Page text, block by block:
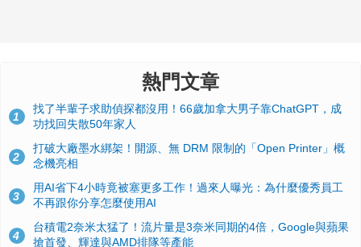
熱門文章
1
找了半輩子求助偵探都沒用！66歲加拿大男子靠ChatGPT，成
功找回失散50年家人
2
打破大廠墨水綁架！開源、無 DRM 限制的「Open Printer」概
念機亮相
3
用AI省下4小時竟被塞更多工作！過來人曝光：為什麼優秀員工
不再跟你分享怎麼使用AI
4
台積電2奈米太猛了！流片量是3奈米同期的4倍，Google與蘋果
搶首發、輝達與AMD排隊等產能